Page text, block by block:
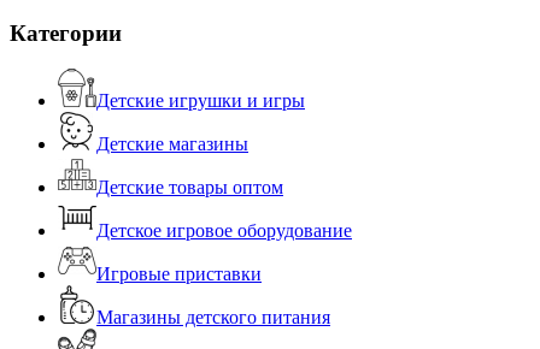
Категории
Детские игрушки и игры
Детские магазины
Детские товары оптом
Детское игровое оборудование
Игровые приставки
Магазины детского питания